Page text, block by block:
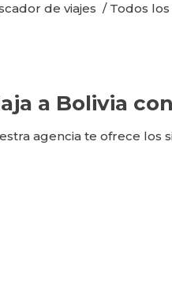
de viajes / Todos los
a Bolivia
agencia te ofrece los